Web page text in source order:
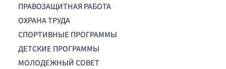
ПРАВОЗАЩИТНАЯ РАБОТА
ОХРАНА ТРУДА
СПОРТИВНЫЕ ПРОГРАММЫ
ДЕТСКИЕ ПРОГРАММЫ
МОЛОДЕЖНЫЙ СОВЕТ